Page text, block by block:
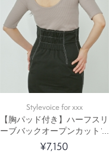
Stylevoice for xxx
【胸パッド付き】ハーフスリ
ーブバックオープンカットソ
ー
¥7,150